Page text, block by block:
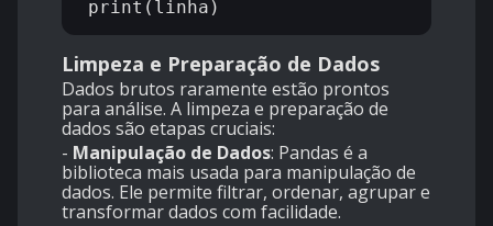
Limpeza e Preparação de Dados
Dados brutos raramente estão prontos
para análise. A limpeza e preparação de
dados são etapas cruciais:
- Manipulação de Dados: Pandas é a
biblioteca mais usada para manipulação de
dados. Ele permite filtrar, ordenar, agrupar e
transformar dados com facilidade.